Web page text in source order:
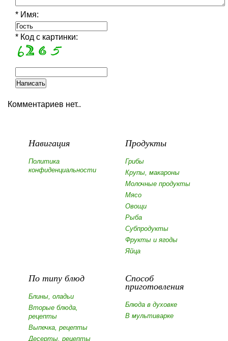
* Имя:
* Код с картинки:
Комментариев нет..
Навигация
Политика
конфиденциальности
Продукты
Грибы
Крупы, макароны
Молочные продукты
Мясо
Овощи
Рыба
Субпродукты
Фрукты и ягоды
Яйца
По типу блюд
Блины, оладьи
Вторые блюда,
рецепты
Выпечка, рецепты
Десерты, рецепты
Способ
приготовления
Блюда в духовке
В мультиварке